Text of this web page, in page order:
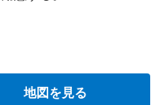
地図を見る